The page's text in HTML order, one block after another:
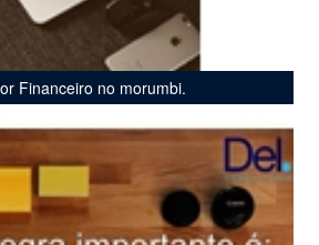
Financeiro no morumbi.